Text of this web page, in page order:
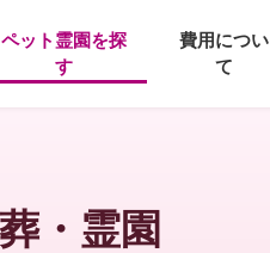
ペット霊園を探
す
費用につい
て
・霊園